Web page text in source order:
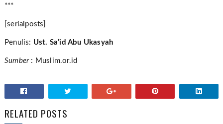
***
[serialposts]
Penulis: Ust. Sa’id Abu Ukasyah
Sumber : Muslim.or.id
RELATED POSTS